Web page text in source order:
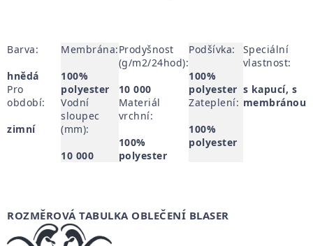
Barva:
hnědá
Pro
období:
zimní
Membrána:
100%
polyester
Vodní
sloupec
(mm):
10 000
Prodyšnost
(g/m2/24hod):
10 000
Materiál
vrchní:
100%
polyester
Podšívka:
100%
polyester
Zateplení:
100%
polyester
Speciální
vlastnost:
s kapucí, s
membránou
ROZMĚROVÁ TABULKA OBLEČENÍ BLASER